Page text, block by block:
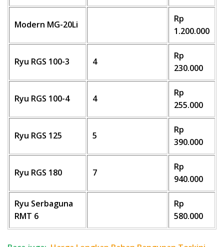
Modern MG-20Li
Rp
1.200.000
Ryu RGS 100-3 4
Rp
230.000
Ryu RGS 100-4 4
Rp
255.000
Ryu RGS 125 5
Rp
390.000
Ryu RGS 180 7
Rp
940.000
Ryu Serbaguna
RMT 6
Rp
580.000